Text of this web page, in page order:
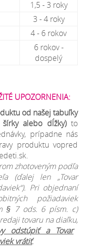
1,5 - 3 roky
3 - 4 roky
4 - 6 rokov
6 rokov -
dospelý
UPOZORNENIA:
od našej tabuľky
alebo dĺžky)to
prípadne nás
produktu vopred
zhotoveným podľa
(ďalej len „Tovar
Pri objednaní
požiadaviek
§ 7 ods. 6 písm. c)
tovaru na diaľku,
odstúpiť a Tovar
vrátiť.